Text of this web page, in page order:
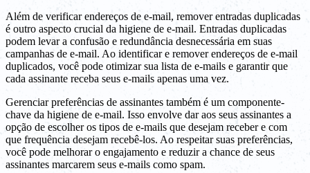
Além de verificar endereços de e-mail, remover entradas duplicadas
é outro aspecto crucial da higiene de e-mail. Entradas duplicadas
podem levar a confusão e redundância desnecessária em suas
campanhas de e-mail. Ao identificar e remover endereços de e-mail
duplicados, você pode otimizar sua lista de e-mails e garantir que
cada assinante receba seus e-mails apenas uma vez.
Gerenciar preferências de assinantes também é um componente-
chave da higiene de e-mail. Isso envolve dar aos seus assinantes a
opção de escolher os tipos de e-mails que desejam receber e com
que frequência desejam recebê-los. Ao respeitar suas preferências,
você pode melhorar o engajamento e reduzir a chance de seus
assinantes marcarem seus e-mails como spam.